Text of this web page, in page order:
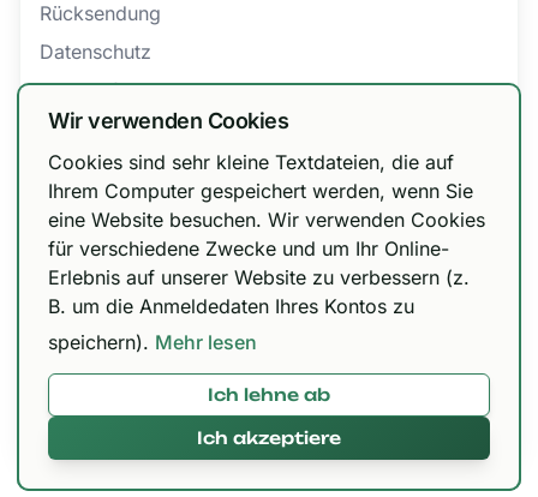
Rücksendung
Datenschutz
Barrierefreiheit
AGB
Bestellung widerrufen
Zertifizierungen
Mit 🌱 in Paderborn gemacht © 2026,420brokkoli.de
Wir haben unsere Versandoptionen
angepasst!
DHL Paket 6,99 € / kostenfrei ab 150 €, Urbify
11,99 € / kostenfrei ab 300 € und DHL Express
Wir verwenden Cookies
Cookies sind sehr kleine Textdateien, die auf
Ihrem Computer gespeichert werden, wenn Sie
eine Website besuchen. Wir verwenden Cookies
für verschiedene Zwecke und um Ihr Online-
Erlebnis auf unserer Website zu verbessern (z.
B. um die Anmeldedaten Ihres Kontos zu
speichern). Mehr lesen
Ich lehne ab
Ich akzeptiere